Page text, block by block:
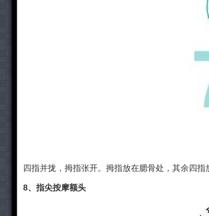
四指并拢，拇指张开。拇指放在腮骨处，其余四
8、指尖按摩额头